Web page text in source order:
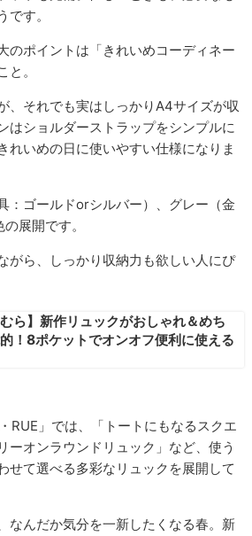
す。
のポイントは「きれいめコーディネー
と。
、それでも実はしっかりA4サイズが収
はショルダーストラップをシンプルに
れいめの日に使いやすい仕様になりま
：ゴールドorシルバー）、グレー（金
展開です。
がら、しっかり収納力も欲しい人にぴ
むら】新作リュックがおしゃれ＆めち
！8ポケットでオンオフ便利に使える
RUE」では、「トートにもなるスクエ
ーオンラウンドリュック」など、使う
せて選べる多彩なリュックを展開して
なんだか気分を一新したくなる春。新